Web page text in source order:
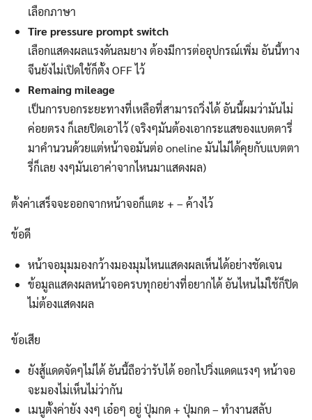
เลือกภาษา
Tire pressure prompt switch
เลือกแสดงผลแรงดันลมยาง ต้องมีการต่ออุปกรณ์เพิ่ม อันนี้ทาง
จีนยังไม่เปิดใช้ก็ตั้ง OFF ไว้
Remaing mileage
เป็นการบอกระยะทางที่เหลือที่สามารถวิ่งได้ อันนี้ผมว่ามันไม่
ค่อยตรง ก็เลยปิดเอาไว้ (จริงๆมันต้องเอากระแสของแบตตารี่
มาคำนวนด้วยแต่หน้าจอมันต่อ oneline มันไม่ได้คุยกับแบตตา
รี่ก็เลย งงๆมันเอาค่าจากไหนมาแสดงผล)
ตั้งค่าเสร็จจะออกจากหน้าจอก็แตะ + – ค้างไว้
ข้อดี
หน้าจอมุมมองกว้างมองมุมไหนแสดงผลเห็นได้อย่างชัดเจน
ข้อมูลแสดงผลหน้าจอครบทุกอย่างที่อยากได้ อันไหนไม่ใช้ก็ปิด
ไม่ต้องแสดงผล
ข้อเสีย
ยังสู้แดดจัดๆไม่ได้ อันนี้ถือว่ารับได้ ออกไปวิ่งแดดแรงๆ หน้าจอ
จะมองไม่เห็นไม่ว่ากัน
เมนูตั้งค่ายัง งงๆ เอ๋อๆ อยู่ ปุ่มกด + ปุ่มกด – ทำงานสลับ